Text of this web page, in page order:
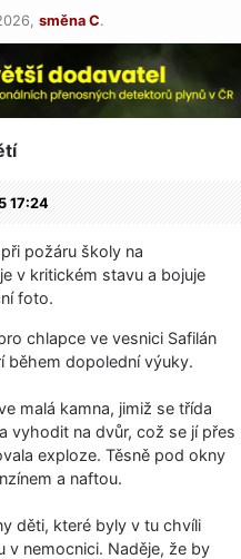
směna C.
17:24
požáru školy na
v kritickém stavu a bojuje
foto.
chlapce ve vesnici Safilán
během dopolední výuky.
malá kamna, jimiž se třída
vyhodit na dvůr, což se jí přes
exploze. Těsně pod okny
a naftou.
děti, které byly v tu chvíli
v nemocnici. Naděje, že by